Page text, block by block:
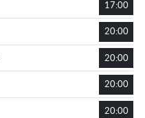
17:00
20:00
20:00
20:00
20:00